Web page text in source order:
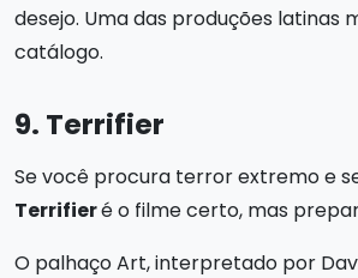
desejo. Uma das produções latinas
catálogo.
9. Terrifier
Se você procura terror extremo e
Terrifieré o filme certo, mas
O palhaço Art, interpretado por